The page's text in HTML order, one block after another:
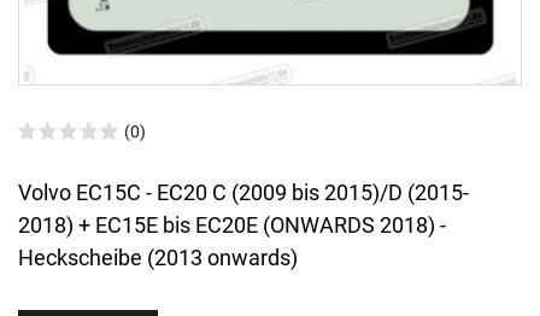
(0)
Volvo EC15C - EC20 C (2009 bis 2015)/D (2015-
2018) + EC15E bis EC20E (ONWARDS 2018) -
Heckscheibe (2013 onwards)